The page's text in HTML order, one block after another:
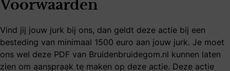
Voorwaarden
Vind jij jouw jurk bij ons, dan geldt deze actie bij een
besteding van minimaal 1500 euro aan jouw jurk. Je moet
ons wel deze PDF van Bruidenbruidegom.nl kunnen laten
zien om aanspraak te maken op deze actie. Deze actie